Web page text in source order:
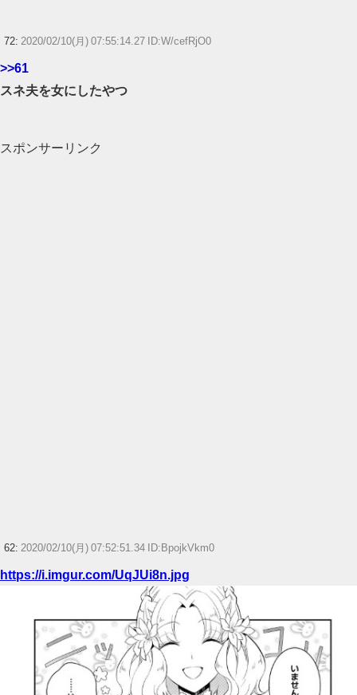
72: 2020/02/10(月) 07:55:14.27 ID:W/cefRjO0
>>61
スネ夫を女にしたやつ
スポンサーリンク
62: 2020/02/10(月) 07:52:51.34 ID:BpojkVkm0
https://i.imgur.com/UqJUi8n.jpg